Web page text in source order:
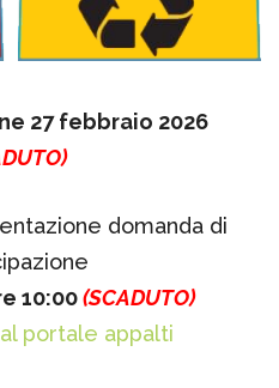
27 febbraio 2026
domanda di
10:00(SCADUTO)
portale appalti